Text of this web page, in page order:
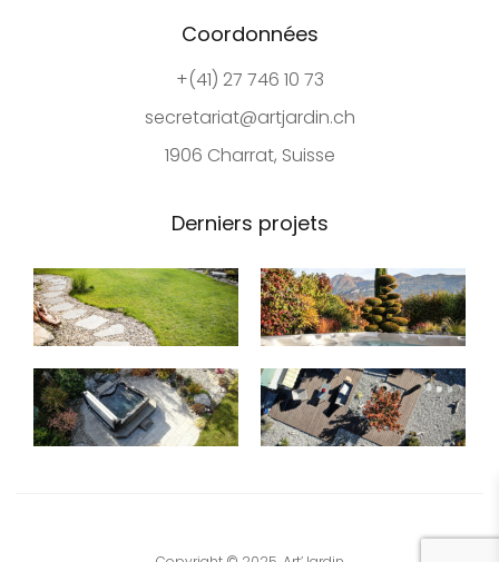
Coordonnées
+(41) 27 746 10 73
secretariat@artjardin.ch
1906 Charrat, Suisse
Derniers projets